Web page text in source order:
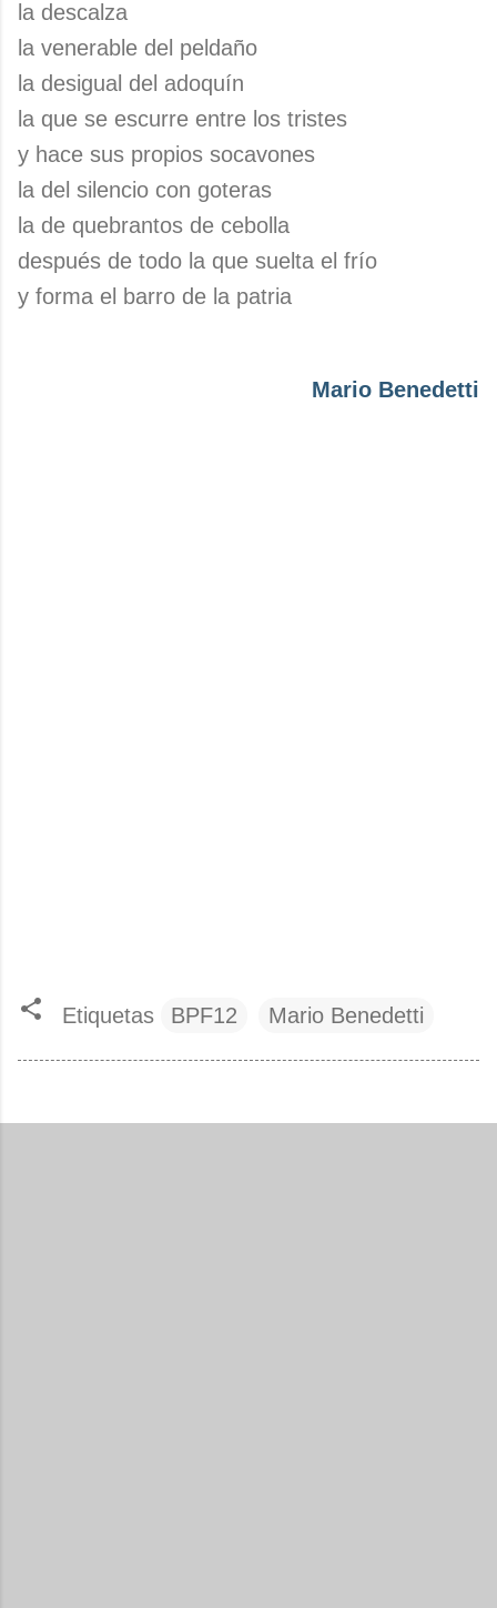
la descalza
la venerable del peldaño
la desigual del adoquín
la que se escurre entre los tristes
y hace sus propios socavones
la del silencio con goteras
la de quebrantos de cebolla
después de todo la que suelta el frío
y forma el barro de la patria
Mario Benedetti
Etiquetas BPF12 Mario Benedetti